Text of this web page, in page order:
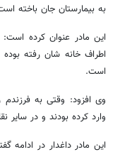
به بیمارستان جان باخته
است.
وی افزود: وقتی به
وارد کرده بودند و در
این مادر داغدار در ادامه